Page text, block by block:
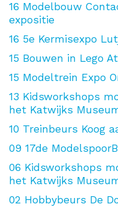
16 Modelbouw
expositie
16 5e Kermisexpo
15 Bouwen in Lego
15 Modeltrein Expo
13 Kidsworkshops
het Katwijks
10 Treinbeurs Koog
09 17de
06 Kidsworkshops
het Katwijks
02 Hobbybeurs De